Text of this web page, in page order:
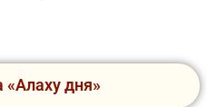
«Алаху дня»